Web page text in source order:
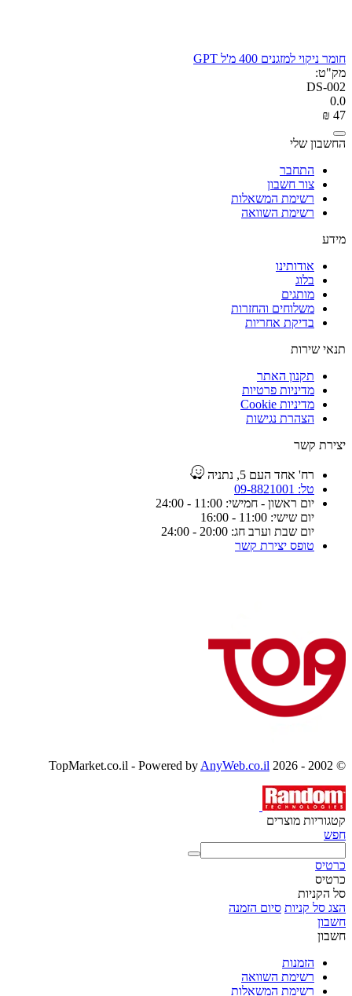
חומר ניקוי למזגנים 400 מ'ל GPT
מק"ט:
DS-002
0.0
₪ ‍47‍
החשבון שלי
התחבר
צור חשבון
רשימת המשאלות
רשימת השוואה
מידע
אודותינו
בלוג
מותגים
משלוחים והחזרות
בדיקת אחריות
תנאי שירות
תקנון האתר
מדיניות פרטיות
מדיניות Cookie
הצהרת נגישות
יצירת קשר
רח' אחד העם 5, נתניה
טל: 09-8821001
יום ראשון - חמישי: 11:00 - 24:00
יום שישי: 11:00 - 16:00
יום שבת וערב חג: 20:00 - 24:00
טופס יצירת קשר
© 2002 - 2026 TopMarket.co.il - Powered by
AnyWeb.co.il
קטגוריות מוצרים
חפש
כרטיס
כרטיס
סל הקניות
הצג סל קניות סיום הזמנה
חשבון
חשבון
הזמנות
רשימת השוואה
רשימת המשאלות